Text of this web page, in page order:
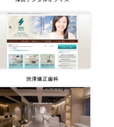
渋澤矯正歯科